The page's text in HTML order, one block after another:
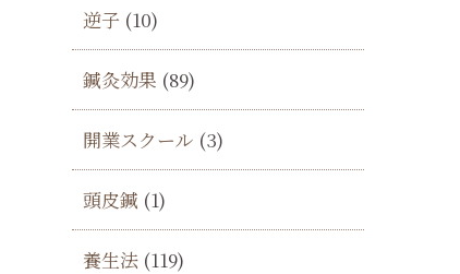
逆子 (10)
鍼灸効果 (89)
開業スクール (3)
頭皮鍼 (1)
養生法 (119)